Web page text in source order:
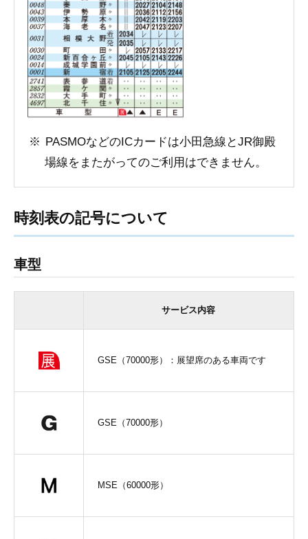
PASMOなどのICカードは小田急線とJR御殿
場線をまたがってのご利用はできません。
時刻表の記号について
車型
サービス内容
GSE（70000形）：展望席のある車両です
GSE（70000形）
MSE（60000形）